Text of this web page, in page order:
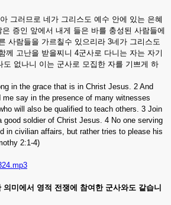
그러므로 네가 그리스도 예수 안에 있는 은혜
은 증인 앞에서 내게 들은 바를 충성된 사람들에
사람들을 가르칠수 있으리라 3네가 그리스도
께 고난을 받을찌니 4군사로 다니는 자는 자기
도 없나니 이는 군사로 모집한 자를 기쁘게 하
in the grace that is in Christ Jesus. 2 And
say in the presence of many witnesses
will also be qualified to teach others. 3 Join
good soldier of Christ Jesus. 4 No one serving
in civilian affairs, but rather tries to please his
2:1-4)
의미에서 영적 전쟁에 참여한 군사와도 같습니